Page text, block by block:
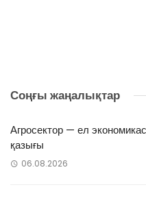
Соңғы жаңалықтар
Агросектор — ел
қазығы
06.08.2026